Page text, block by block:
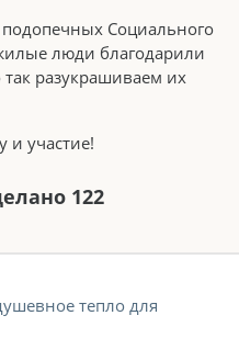
Социального
люди благодарили
разукрашиваем их
и участие!
122
тепло для